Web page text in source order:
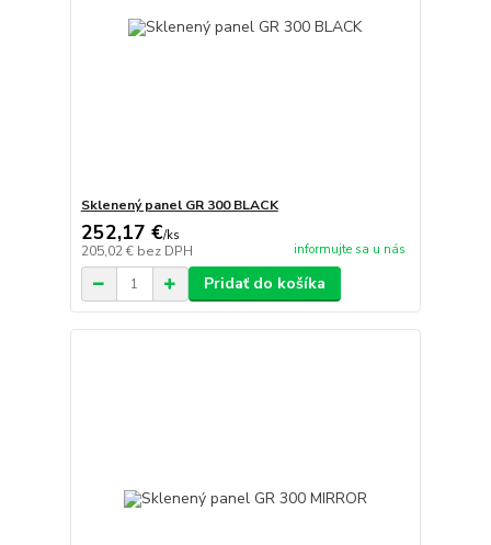
Sklenený panel GR 300 BLACK
252,17 €/ks
205,02 € bez DPH informujte sa u nás
Pridať do košíka